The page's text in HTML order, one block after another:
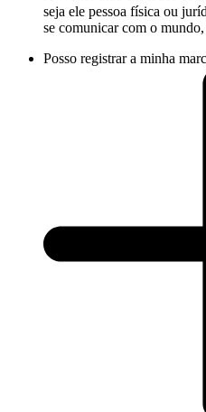
seja ele pessoa física ou
se comunicar com o
Posso registrar a minha